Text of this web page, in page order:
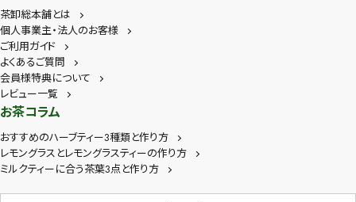
茶卸総本舗とは
個人事業主・法人のお客様
ご利用ガイド
よくあるご質問
会員様特典について
レビュー一覧
お茶コラム
おすすめのハーブティー3種類と作り方
レモングラスとレモングラスティーの作り方
ミルクティーに合う茶葉3点と作り方